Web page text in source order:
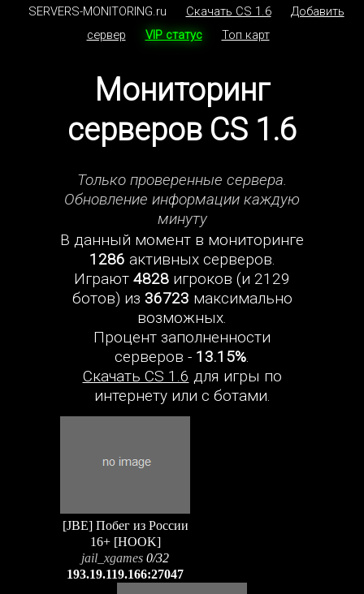
SERVERS-MONITORING.ru Скачать CS 1.6
Добавить
сервер
VIP статус Топ карт
Мониторинг
серверов CS 1.6
Только проверенные сервера.
Обновление информации каждую
минуту
В данный момент в мониторинге
1286 активных серверов.
Играют 4828 игроков (и 2129
ботов) из 36723 максимально
возможных.
Процент заполненности
серверов - 13.15%.
Скачать CS 1.6 для игры по
интернету или с ботами.
[JBE] Побег из России
16+ [HOOK]
jail_xgames 0/32
193.19.119.166:27047